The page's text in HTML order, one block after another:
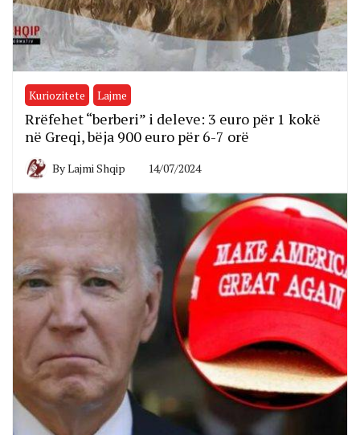
Kuriozitete Lajme
Rrëfehet “berberi” i deleve: 3 euro për 1 kokë
në Greqi, bëja 900 euro për 6-7 orë
ByLajmi Shqip 14/07/2024